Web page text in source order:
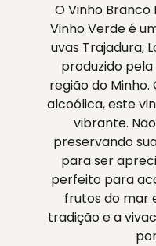
O Vinho Branco
Vinho Verde é
uvas Trajadura,
produzido pela
região do Minho.
alcoólica, este
vibrante.
preservando
para ser
perfeito para
frutos do mar
tradição e a